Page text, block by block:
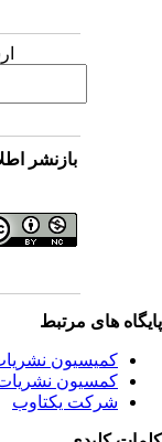
بازنشر
های مرتبط
کمیسیون
کمسیون نشریات
شرکت یکتاوب